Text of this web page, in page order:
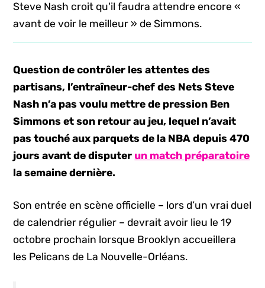
Steve Nash croit qu'il faudra attendre encore «
avant de voir le meilleur » de Simmons.
Question de contrôler les attentes des
partisans, l’entraîneur-chef des Nets Steve
Nash n’a pas voulu mettre de pression Ben
Simmons et son retour au jeu, lequel n’avait
pas touché aux parquets de la NBA depuis 470
jours avant de disputer un match préparatoire
la semaine dernière.
Son entrée en scène officielle – lors d’un vrai duel
de calendrier régulier – devrait avoir lieu le 19
octobre prochain lorsque Brooklyn accueillera
les Pelicans de La Nouvelle-Orléans.